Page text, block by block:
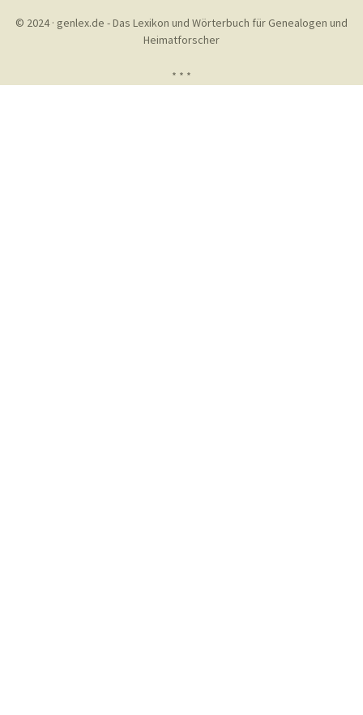
© 2024 · genlex.de - Das Lexikon und Wörterbuch für Genealogen und
Heimatforscher
* * *